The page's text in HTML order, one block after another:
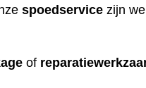
spoedservice zijn
of